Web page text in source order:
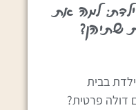
למה את
שתיהן?
בבית
דולה פרטית?